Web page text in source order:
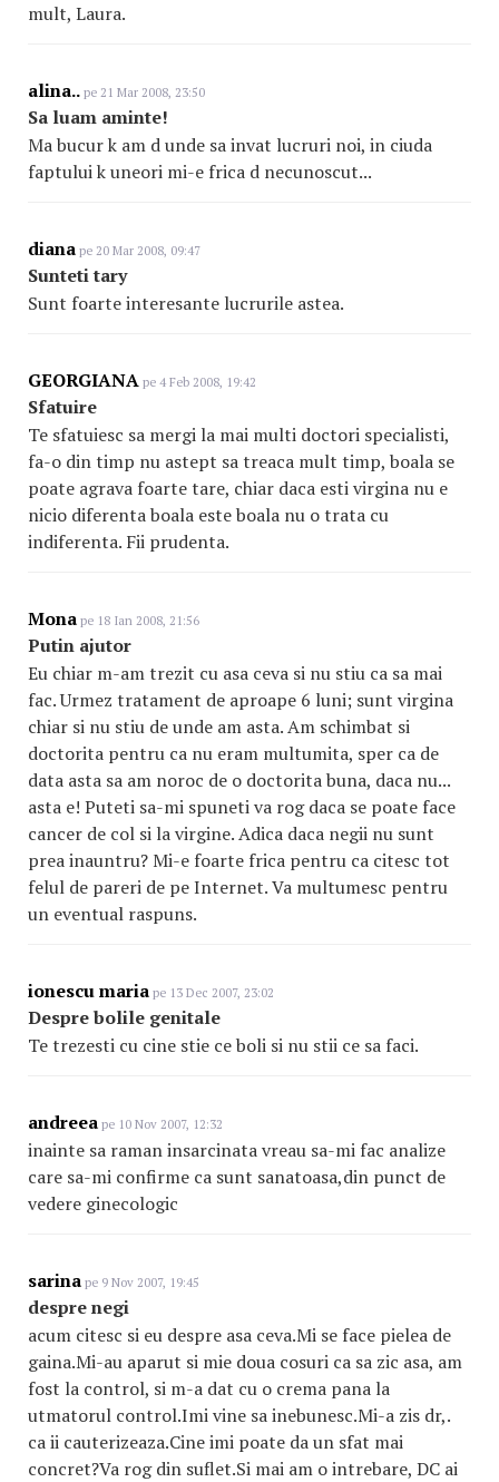
mult, Laura.
alina.. pe 21 Mar 2008, 23:50
Sa luam aminte!
Ma bucur k am d unde sa invat lucruri noi, in ciuda
faptului k uneori mi-e frica d necunoscut...
diana pe 20 Mar 2008, 09:47
Sunteti tary
Sunt foarte interesante lucrurile astea.
GEORGIANA pe 4 Feb 2008, 19:42
Sfatuire
Te sfatuiesc sa mergi la mai multi doctori specialisti,
fa-o din timp nu astept sa treaca mult timp, boala se
poate agrava foarte tare, chiar daca esti virgina nu e
nicio diferenta boala este boala nu o trata cu
indiferenta. Fii prudenta.
Mona pe 18 Ian 2008, 21:56
Putin ajutor
Eu chiar m-am trezit cu asa ceva si nu stiu ca sa mai
fac. Urmez tratament de aproape 6 luni; sunt virgina
chiar si nu stiu de unde am asta. Am schimbat si
doctorita pentru ca nu eram multumita, sper ca de
data asta sa am noroc de o doctorita buna, daca nu...
asta e! Puteti sa-mi spuneti va rog daca se poate face
cancer de col si la virgine. Adica daca negii nu sunt
prea inauntru? Mi-e foarte frica pentru ca citesc tot
felul de pareri de pe Internet. Va multumesc pentru
un eventual raspuns.
ionescu maria pe 13 Dec 2007, 23:02
Despre bolile genitale
Te trezesti cu cine stie ce boli si nu stii ce sa faci.
andreea pe 10 Nov 2007, 12:32
inainte sa raman insarcinata vreau sa-mi fac analize
care sa-mi confirme ca sunt sanatoasa,din punct de
vedere ginecologic
sarina pe 9 Nov 2007, 19:45
despre negi
acum citesc si eu despre asa ceva.Mi se face pielea de
gaina.Mi-au aparut si mie doua cosuri ca sa zic asa, am
fost la control, si m-a dat cu o crema pana la
utmatorul control.Imi vine sa inebunesc.Mi-a zis dr,.
ca ii cauterizeaza.Cine imi poate da un sfat mai
concret?Va rog din suflet.Si mai am o intrebare, DC ai